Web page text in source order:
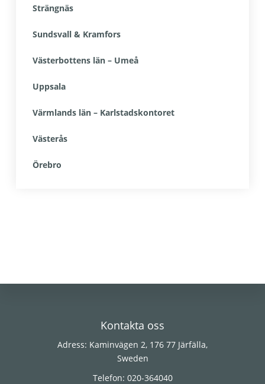
Strängnäs
Sundsvall & Kramfors
Västerbottens län – Umeå
Uppsala
Värmlands län – Karlstadskontoret
Västerås
Örebro
Kontakta oss
Adress: Kaminvägen 2, 176 77 Järfälla,
Sweden
Telefon: 020-364040